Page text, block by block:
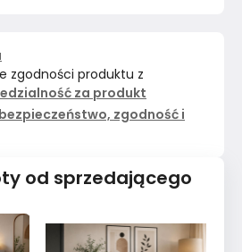
zgodności produktu z
za produkt
zgodność i
od sprzedającego